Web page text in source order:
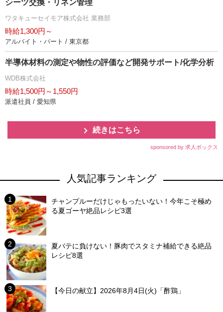
シーツ交換・リネン管理
ワタキューセイモア株式会社 業務部
時給1,300円～
アルバイト・パート / 東京都
半導体材料の測定や物性の評価など開発サポート/化学分析
WDB株式会社
時給1,500円～1,550円
派遣社員 / 愛知県
続きはこちら
sponsored by 求人ボックス
人気記事ランキング
チャンプルーだけじゃもったいない！今年こそ極め
る夏ゴーヤ絶品レシピ3選
夏バテに負けない！豚肉でスタミナ補給できる絶品
レシピ8選
【今日の献立】2026年8月4日(火)「酢鶏」